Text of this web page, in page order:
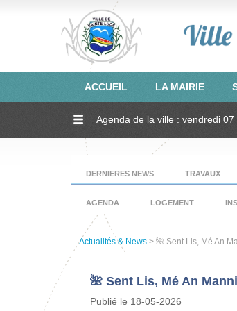
ACCUEIL LA MAIRIE
Agenda de la ville : vendredi
DERNIERES NEWS TRAVAUX
AGENDA LOGEMENT
Actualités & News > 🌺 Sent Lis, Mé An
🌺 Sent Lis, Mé An
Publié le 18-05-2026